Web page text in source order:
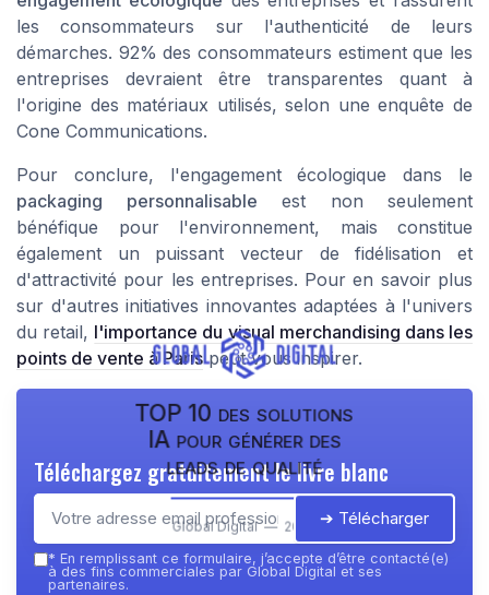
les consommateurs sur l'authenticité de leurs
démarches. 92% des consommateurs estiment que les
entreprises devraient être transparentes quant à
l'origine des matériaux utilisés, selon une enquête de
Cone Communications.
Pour conclure, l'engagement écologique dans le
packaging personnalisable est non seulement
bénéfique pour l'environnement, mais constitue
également un puissant vecteur de fidélisation et
d'attractivité pour les entreprises. Pour en savoir plus
sur d'autres initiatives innovantes adaptées à l'univers
du retail, l'importance du visual merchandising dans les
points de vente à Parispeut vous inspirer.
TOP 10 des solutions
IA pour générer des
leads de qualité
Global Digital — 2026
Téléchargez gratuitement le livre blanc
➔ Télécharger
* En remplissant ce formulaire, j’accepte d’être contacté(e)
à des fins commerciales par Global Digital et ses
partenaires.